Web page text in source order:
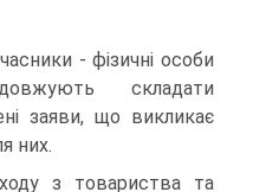
- фізичні особи
складати
заяви, що викликає
них.
з товариства та